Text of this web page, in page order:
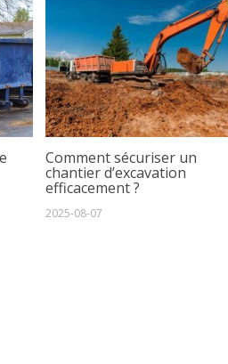
Comment sécuriser un
chantier d’excavation
efficacement ?
2025-08-07